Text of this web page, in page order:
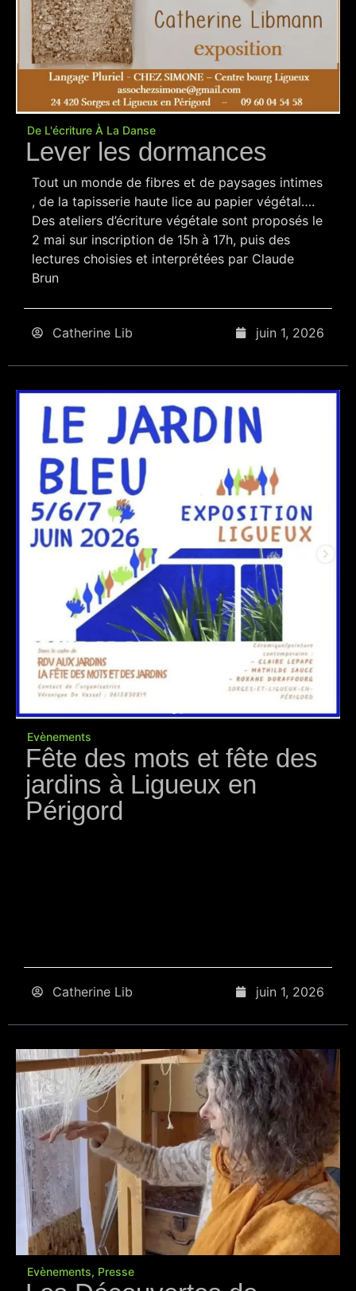
De L'écriture À La Danse
Lever les dormances
Tout un monde de fibres et de paysages intimes
, de la tapisserie haute lice au papier végétal….
Des ateliers d’écriture végétale sont proposés le
2 mai sur inscription de 15h à 17h, puis des
lectures choisies et interprétées par Claude
Brun
Catherine Lib juin 1, 2026
Evènements
Fête des mots et fête des
jardins à Ligueux en
Périgord
Catherine Lib juin 1, 2026
Evènements, Presse